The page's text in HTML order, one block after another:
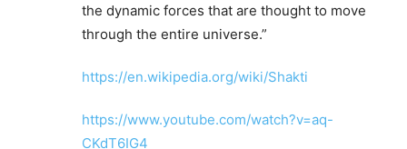
the dynamic forces that are thought to move
through the entire universe.”
https://en.wikipedia.org/wiki/Shakti
https://www.youtube.com/watch?v=aq-
CKdT6IG4